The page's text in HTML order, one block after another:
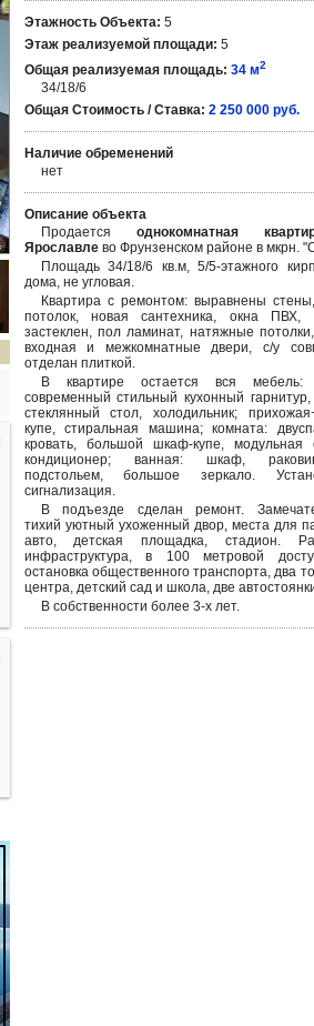
Этажность Объекта: 5
Этаж реализуемой площади: 5
Общая реализуемая площадь: 34 м2
34/18/6
Общая Стоимость / Ставка: 2 250 000 руб.
Наличие обременений
нет
Описание объекта
Продается однокомнатная
Ярославлево Фрунзенском районе в мкрн.
Площадь 34/18/6 кв.м, 5/5-этажного
дома, не угловая.
Квартира с ремонтом: выравнены
потолок, новая сантехника, окна ПВХ,
застеклен, пол ламинат, натяжные
входная и межкомнатные двери, с/у
отделан плиткой.
В квартире остается вся мебель:
современный стильный кухонный
стеклянный стол, холодильник;
купе, стиральная машина; комната:
кровать, большой шкаф-купе, модульная
кондиционер; ванная: шкаф,
подстольем, большое зеркало.
сигнализация.
В подъезде сделан ремонт.
тихий уютный ухоженный двор, места для
авто, детская площадка, стадион.
инфраструктура, в 100 метровой
остановка общественного транспорта, два
центра, детский сад и школа, две
В собственности более 3-х лет.